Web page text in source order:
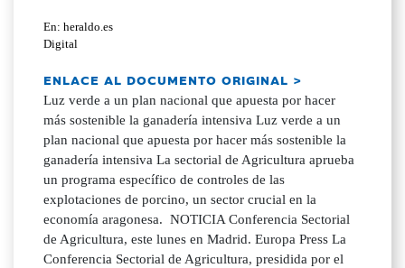
En: heraldo.es
Digital
ENLACE AL DOCUMENTO ORIGINAL >
Luz verde a un plan nacional que apuesta por hacer
más sostenible la ganadería intensiva Luz verde a un
plan nacional que apuesta por hacer más sostenible la
ganadería intensiva La sectorial de Agricultura aprueba
un programa específico de controles de las
explotaciones de porcino, un sector crucial en la
economía aragonesa. NOTICIA Conferencia Sectorial
de Agricultura, este lunes en Madrid. Europa Press La
Conferencia Sectorial de Agricultura, presidida por el